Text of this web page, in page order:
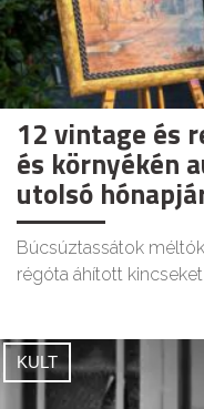
12 vintage és
és környékén
utolsó
Búcsúztassátok
régóta áhított
KULT